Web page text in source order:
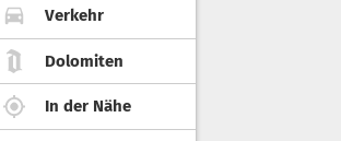
Verkehr
Dolomiten
In der Nähe